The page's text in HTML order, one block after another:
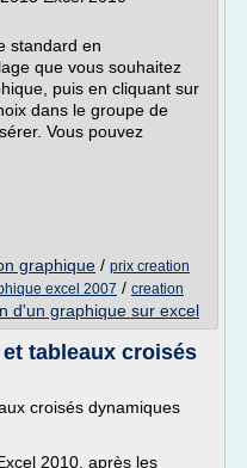
standard en
que vous souhaitez
puis en cliquant sur
dans le groupe de
Vous pouvez
graphique / prix creation
excel 2007 / creation
d'un graphique sur excel
tableaux croisés
croisés dynamiques
2010, après les